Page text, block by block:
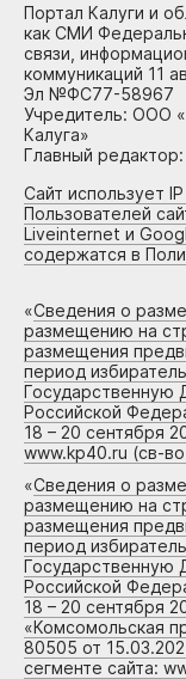
Портал Калуги и
как СМИ
связи,
коммуникаций 11
Эл №ФС77-58967
Учредитель: ООО
Калуга»
Главный
Сайт использует
Пользователей
Liveinternet и
содержатся в
«Сведения о
размещению на
размещения
период
Государственную
Российской
18 – 20 сентября
www.kp40.ru (св-
«Сведения о
размещению на
размещения
период
Государственную
Российской
18 – 20 сентября
«Комсомольская
80505 от
сегменте сайта: